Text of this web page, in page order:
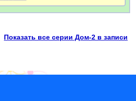
Показать все серии Дом-2 в записи